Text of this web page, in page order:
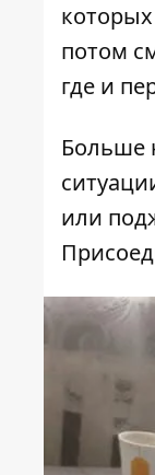
потом
где и
Больше
или